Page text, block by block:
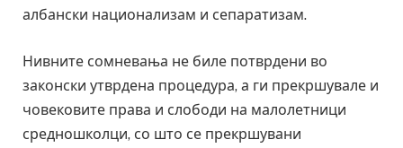
албански национализам и сепаратизам.
Нивните сомневања не биле потврдени во
законски утврдена процедура, а ги прекршувале и
човековите права и слободи на малолетници
средношколци, со што се прекршувани